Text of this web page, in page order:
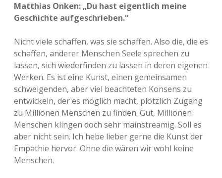
Matthias Onken: „Du hast eigentlich meine
Geschichte aufgeschrieben.“
Nicht viele schaffen, was sie schaffen. Also die, die es
schaffen, anderer Menschen Seele sprechen zu
lassen, sich wiederfinden zu lassen in deren eigenen
Werken. Es ist eine Kunst, einen gemeinsamen
schweigenden, aber viel beachteten Konsens zu
entwickeln, der es möglich macht, plötzlich Zugang
zu Millionen Menschen zu finden. Gut, Millionen
Menschen klingen doch sehr mainstreamig. Soll es
aber nicht sein. Ich hebe lieber gerne die Kunst der
Empathie hervor. Ohne die wären wir wohl keine
Menschen.